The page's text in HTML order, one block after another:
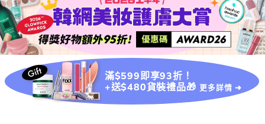
滿$599即享93折！
+送$480貨裝禮品🎁 更多詳情 ➜